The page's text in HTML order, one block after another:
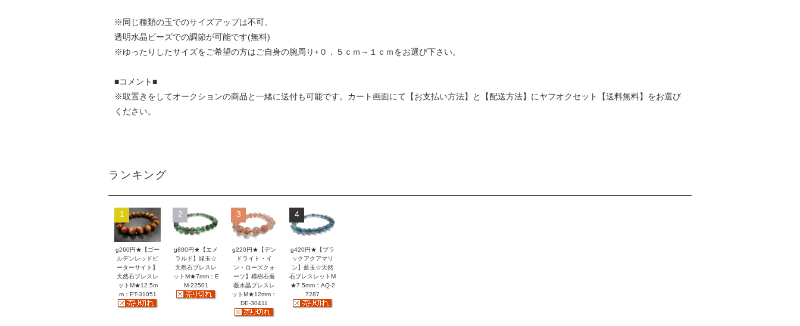
※同じ種類の玉でのサイズアップは不可。
透明水晶ビーズでの調節が可能です(無料)
※ゆったりしたサイズをご希望の方はご自身の腕周り+０．５ｃｍ～１ｃｍをお選び下さい。
■コメント■
※取置きをしてオークションの商品と一緒に送付も可能です。カート画面にて【お支払い方法】と【配送方法】にヤフオクセット【送料無料】をお選び
ください。
ランキング
1
g260円★【ゴー
ルデンレッドピ
ーターサイト】
天然石ブレスレ
ットM★12.5m
m：PT-31051
2
g800円★【エメ
ラルド】緑玉☆
天然石ブレスレ
ットM★7mm：E
M-22501
3
g220円★【デン
ドライト・イ
ン・ローズクォ
ーツ】模樹石薔
薇水晶ブレスレ
ットM★12mm：
DE-30411
4
g420円★【ブラ
ックアクアマリ
ン】藍玉☆天然
石ブレスレットM
★7.5mm：AQ-2
7287